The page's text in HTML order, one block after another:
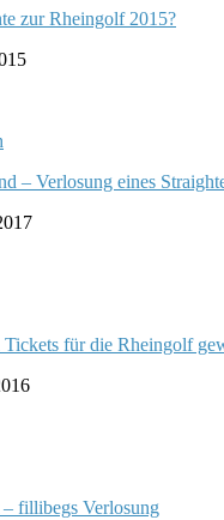
zur Rheingolf 2015?
– Verlosung eines
Tickets für die Rheingolf
fillibegs Verlosung